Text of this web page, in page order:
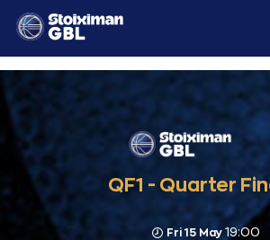
QF1 - Quarter
Fri 15 May 19:00